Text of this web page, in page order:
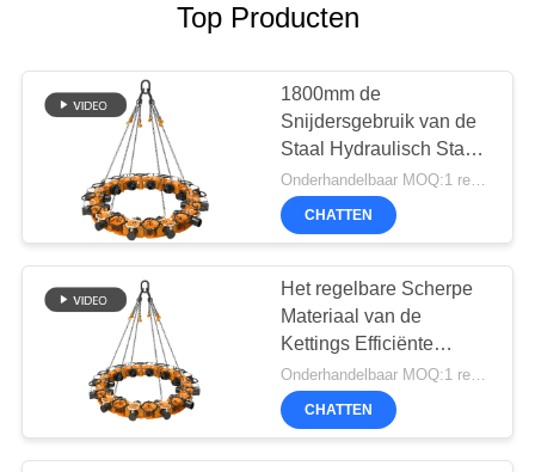
Top Producten
1800mm de
Snijdersgebruik van de
Staal Hydraulisch Stapel
met Graafwerktuigen
Onderhandelbaar MOQ:1 reeks
CHATTEN
Het regelbare Scherpe
Materiaal van de
Kettings Efficiënte
790kN SPA8
Hydraulische Stapel
Onderhandelbaar MOQ:1 reeks
CHATTEN